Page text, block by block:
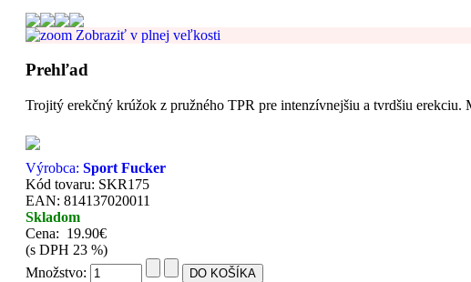
Zobraziť v plnej veľkosti
Prehľad
Trojitý erekčný krúžok z pružného TPR pre intenzívnejšiu a tvrdšiu
Výrobca: Sport Fucker
Kód tovaru: SKR175
EAN: 814137020011
Skladom
Cena: 19.90€
(s DPH 23 %)
Množstvo: